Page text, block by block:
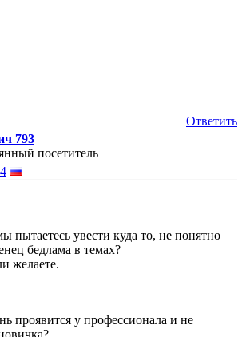
Ответить
793
посетитель
пытаетесь увести куда то, не понятно
бедлама в темах?
желаете.
проявится у профессионала и не